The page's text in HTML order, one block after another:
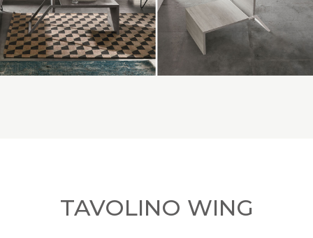
TAVOLINO WING